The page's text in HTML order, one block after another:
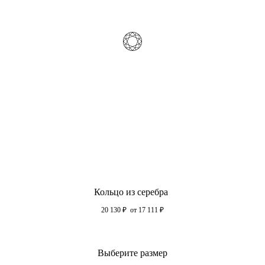
Кольцо из серебра
20 130 ₽ от 17 111 ₽
Выберите размер